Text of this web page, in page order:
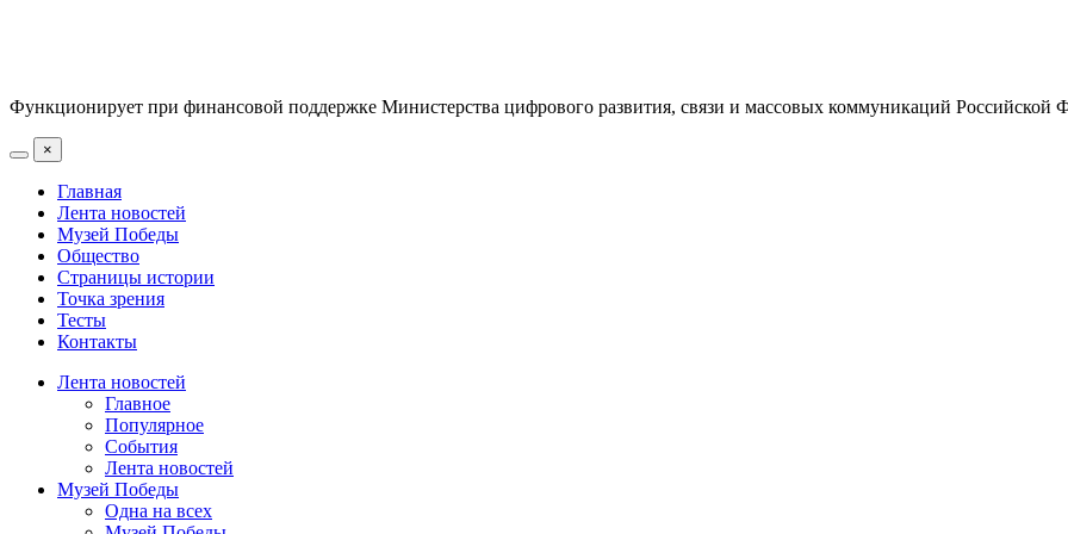
Функционирует при финансовой поддержке Министерства цифрового развития, связи и массовых коммуникаций Российской
×
Главная
Лента новостей
Музей Победы
Общество
Страницы истории
Точка зрения
Тесты
Контакты
Лента новостей
Главное
Популярное
События
Лента новостей
Музей Победы
Одна на всех